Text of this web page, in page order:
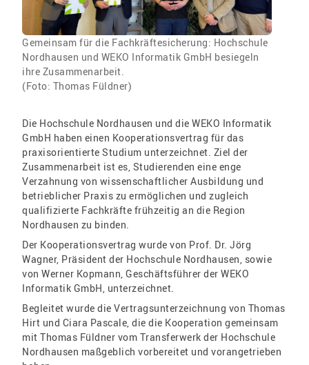
Gemeinsam für die Fachkräftesicherung: Hochschule
Nordhausen und WEKO Informatik GmbH besiegeln
ihre Zusammenarbeit.
(Foto: Thomas Füldner)
Die Hochschule Nordhausen und die WEKO Informatik
GmbH haben einen Kooperationsvertrag für das
praxisorientierte Studium unterzeichnet. Ziel der
Zusammenarbeit ist es, Studierenden eine enge
Verzahnung von wissenschaftlicher Ausbildung und
betrieblicher Praxis zu ermöglichen und zugleich
qualifizierte Fachkräfte frühzeitig an die Region
Nordhausen zu binden.
Der Kooperationsvertrag wurde von Prof. Dr. Jörg
Wagner, Präsident der Hochschule Nordhausen, sowie
von Werner Kopmann, Geschäftsführer der WEKO
Informatik GmbH, unterzeichnet.
Begleitet wurde die Vertragsunterzeichnung von Thomas
Hirt und Ciara Pascale, die die Kooperation gemeinsam
mit Thomas Füldner vom Transferwerk der Hochschule
Nordhausen maßgeblich vorbereitet und vorangetrieben